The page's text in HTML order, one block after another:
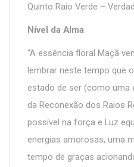
Quinto Raio Verde –
Nível da Alma
“A essência floral Maçã
lembrar neste tempo que
estado de ser (como uma
da Reconexão dos Raios
possível na força e Luz
energias amorosas, uma
tempo de graças